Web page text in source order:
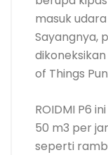
masuk
Sayangnya,
of Things
ROIDMI P6
50 m3 per
seperti